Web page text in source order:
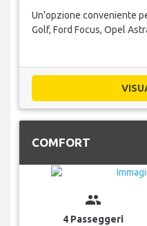
Un'opzione conveniente
Golf, Ford Focus, Opel
COMFORT
group
4 Passeggeri